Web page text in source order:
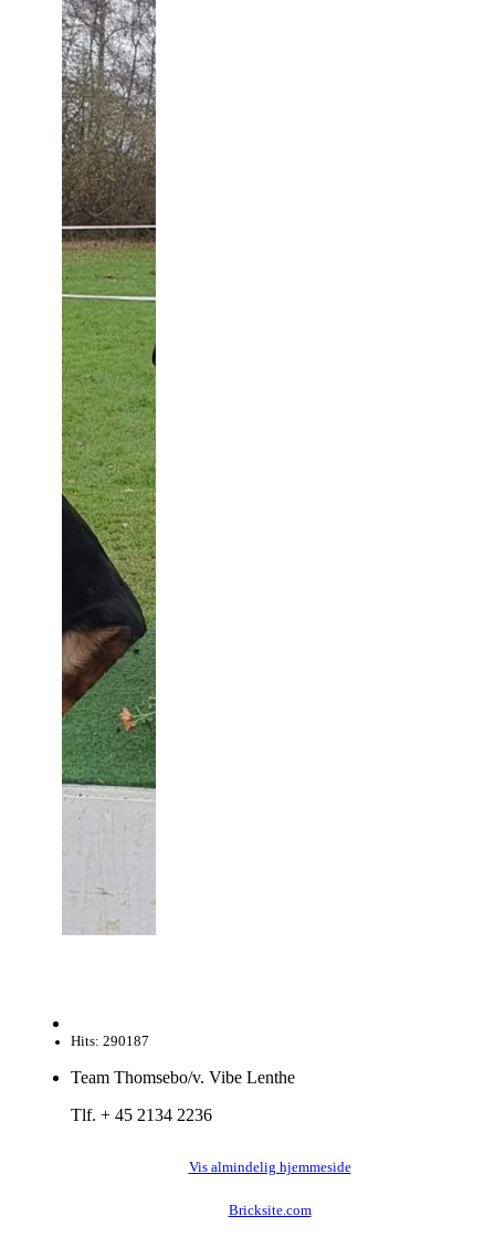
Hits: 290187
Team Thomsebo/v. Vibe Lenthe
Tlf. + 45 2134 2236
Vis almindelig hjemmeside
Bricksite.com